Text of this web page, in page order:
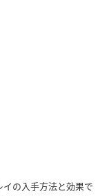
の入手方法と効果で